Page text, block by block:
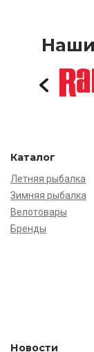
Каталог
Летняя рыбалка
Зимняя рыбалка
Велотовары
Бренды
Новости